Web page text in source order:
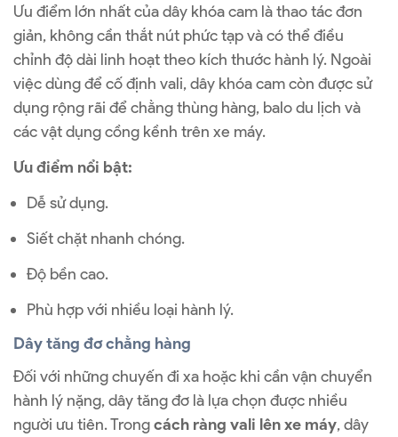
Ưu điểm lớn nhất của dây khóa cam là thao tác đơn
giản, không cần thắt nút phức tạp và có thể điều
chỉnh độ dài linh hoạt theo kích thước hành lý. Ngoài
việc dùng để cố định vali, dây khóa cam còn được sử
dụng rộng rãi để chằng thùng hàng, balo du lịch và
các vật dụng cồng kềnh trên xe máy.
Ưu điểm nổi bật:
Dễ sử dụng.
Siết chặt nhanh chóng.
Độ bền cao.
Phù hợp với nhiều loại hành lý.
Dây tăng đơ chằng hàng
Đối với những chuyến đi xa hoặc khi cần vận chuyển
hành lý nặng, dây tăng đơ là lựa chọn được nhiều
người ưu tiên. Trongcách ràng vali lên xe máy, dây